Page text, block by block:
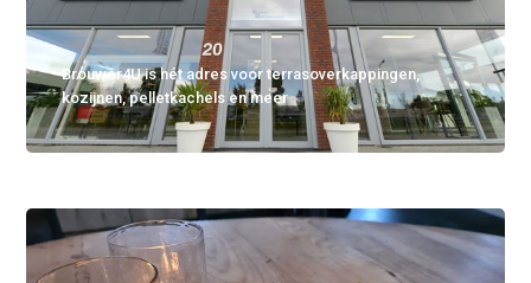
Brouwer4U is hét adres voor terrasoverkappingen,
kozijnen, pelletkachels en meer